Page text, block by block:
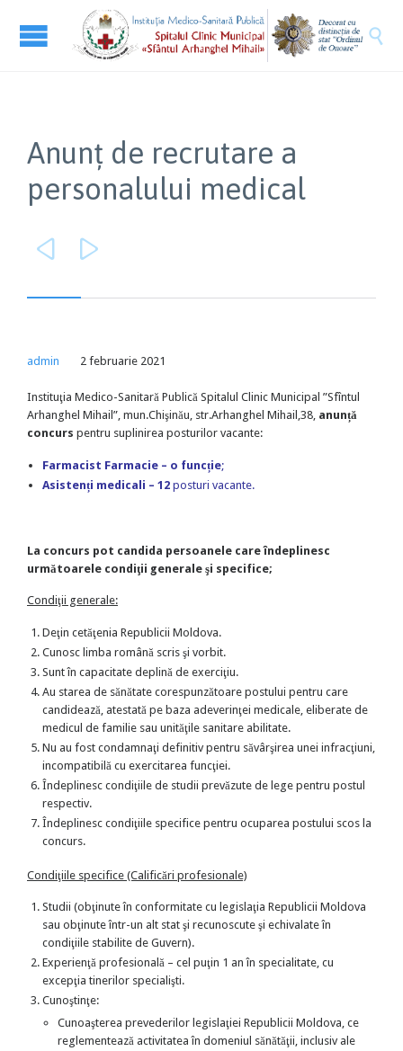

Anunţ de recrutare a
personalului medical
 
admin 2 februarie 2021
Instituţia Medico-Sanitară Publică Spitalul Clinic Municipal ”Sfîntul
Arhanghel Mihail”, mun.Chişinău, str.Arhanghel Mihail,38, anunță
concurs pentru suplinirea posturilor vacante:
Farmacist Farmacie – o funcție;
Asistenți medicali – 12 posturi vacante.
La concurs pot candida persoanele care îndeplinesc
următoarele condiţii generale şi specifice;
Condiţii generale:
Deţin cetăţenia Republicii Moldova.
Cunosc limba română scris şi vorbit.
Sunt în capacitate deplină de exerciţiu.
Au starea de sănătate corespunzătoare postului pentru care
candidează, atestată pe baza adeverinţei medicale, eliberate de
medicul de familie sau unităţile sanitare abilitate.
Nu au fost condamnaţi definitiv pentru săvârşirea unei infracţiuni,
incompatibilă cu exercitarea funcţiei.
Îndeplinesc condiţiile de studii prevăzute de lege pentru postul
respectiv.
Îndeplinesc condiţiile specifice pentru ocuparea postului scos la
concurs.
Condiţiile specifice (Calificări profesionale)
Studii (obţinute în conformitate cu legislaţia Republicii Moldova
sau obţinute într-un alt stat şi recunoscute şi echivalate în
condiţiile stabilite de Guvern).
Experienţă profesională – cel puţin 1 an în specialitate, cu
excepţia tinerilor specialişti.
Cunoştinţe:
Cunoaşterea prevederilor legislaţiei Republicii Moldova, ce
reglementează activitatea în domeniul sănătăţii, inclusiv ale